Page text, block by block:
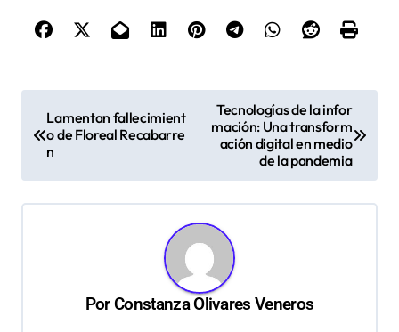
Lamentan fallecimient
o de Floreal Recabarre
n
Tecnologías de la infor
mación: Una transform
ación digital en medio
de la pandemia
PorConstanza Olivares Veneros